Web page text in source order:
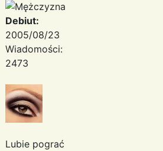
Debiut:
2005/08/23
Wiadomości:
2473
Lubie pograć